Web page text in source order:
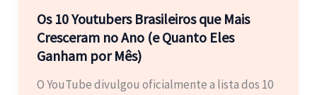
Os 10 Youtubers Brasileiros que Mais
Cresceram no Ano (e Quanto Eles
Ganham por Mês)
O YouTube divulgou oficialmente a lista dos 10